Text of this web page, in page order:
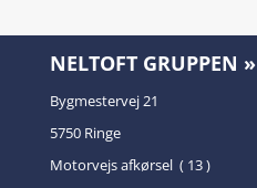
NELTOFT GRUPPEN »
Bygmestervej 21
5750 Ringe
Motorvejs afkørsel ( 13 )